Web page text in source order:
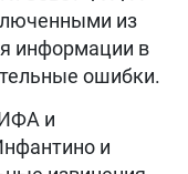
из
информации в
ошибки.
и
и